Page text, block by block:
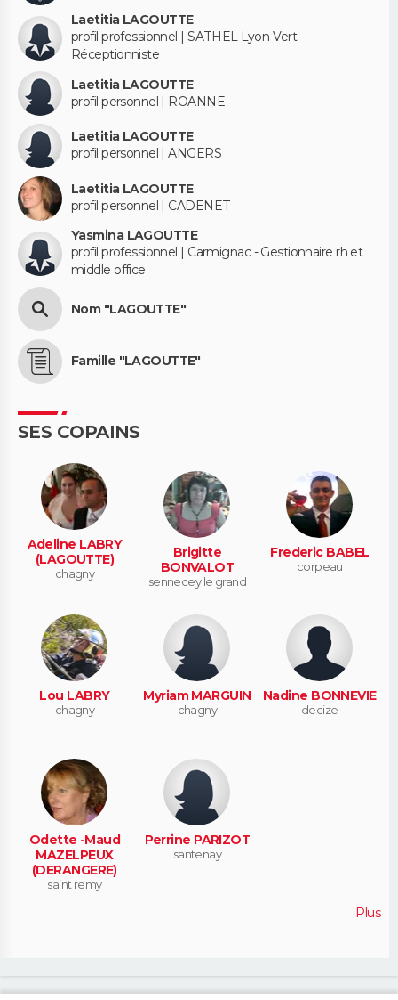
Laetitia LAGOUTTE
profil professionnel | SATHEL Lyon-Vert -
Réceptionniste
Laetitia LAGOUTTE
profil personnel | ROANNE
Laetitia LAGOUTTE
profil personnel | ANGERS
Laetitia LAGOUTTE
profil personnel | CADENET
Yasmina LAGOUTTE
profil professionnel | Carmignac - Gestionnaire rh et
middle office
Nom "LAGOUTTE"
Famille "LAGOUTTE"
SES COPAINS
Adeline LABRY
(LAGOUTTE)
chagny
Brigitte
BONVALOT
sennecey le grand
Frederic BABEL
corpeau
Lou LABRY
chagny
Myriam MARGUIN
chagny
Nadine BONNEVIE
decize
Odette -Maud
MAZELPEUX
(DERANGERE)
saint remy
Perrine PARIZOT
santenay
Plus